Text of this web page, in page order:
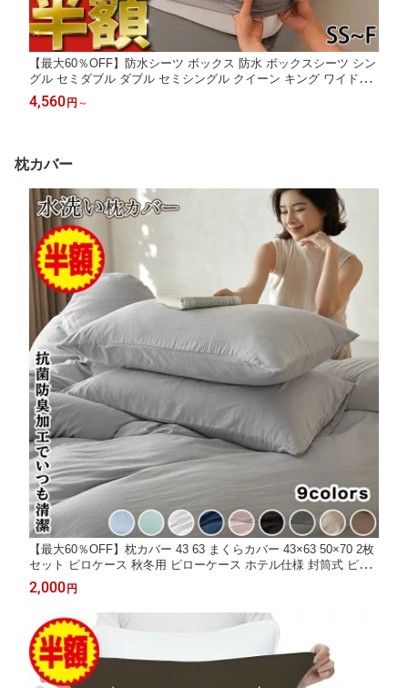
【最大60％OFF】防水シーツ ボックス 防水 ボックスシーツ シン
グル セミダブル ダブル セミシングル クイーン キング ワイドキ
ング ファミリーサイズ 200 240 おねしょシーツ 全面防水 側面防
水 ベッドシーツ マットレスカバー ベッドカバー 乾燥機 介護
4,560円 ～
枕カバー
【最大60％OFF】枕カバー 43 63 まくらカバー 43×63 50×70 2枚
セット ピロケース 秋冬用 ピローケース ホテル仕様 封筒式 ピー
チスキン 柔らかい 水洗い加工 洗いざらし オールシーズン 高密度
生地 吸汗 速乾 抗菌 防臭 肌にやさしい 着脱簡単 冬 冬用
2,000円